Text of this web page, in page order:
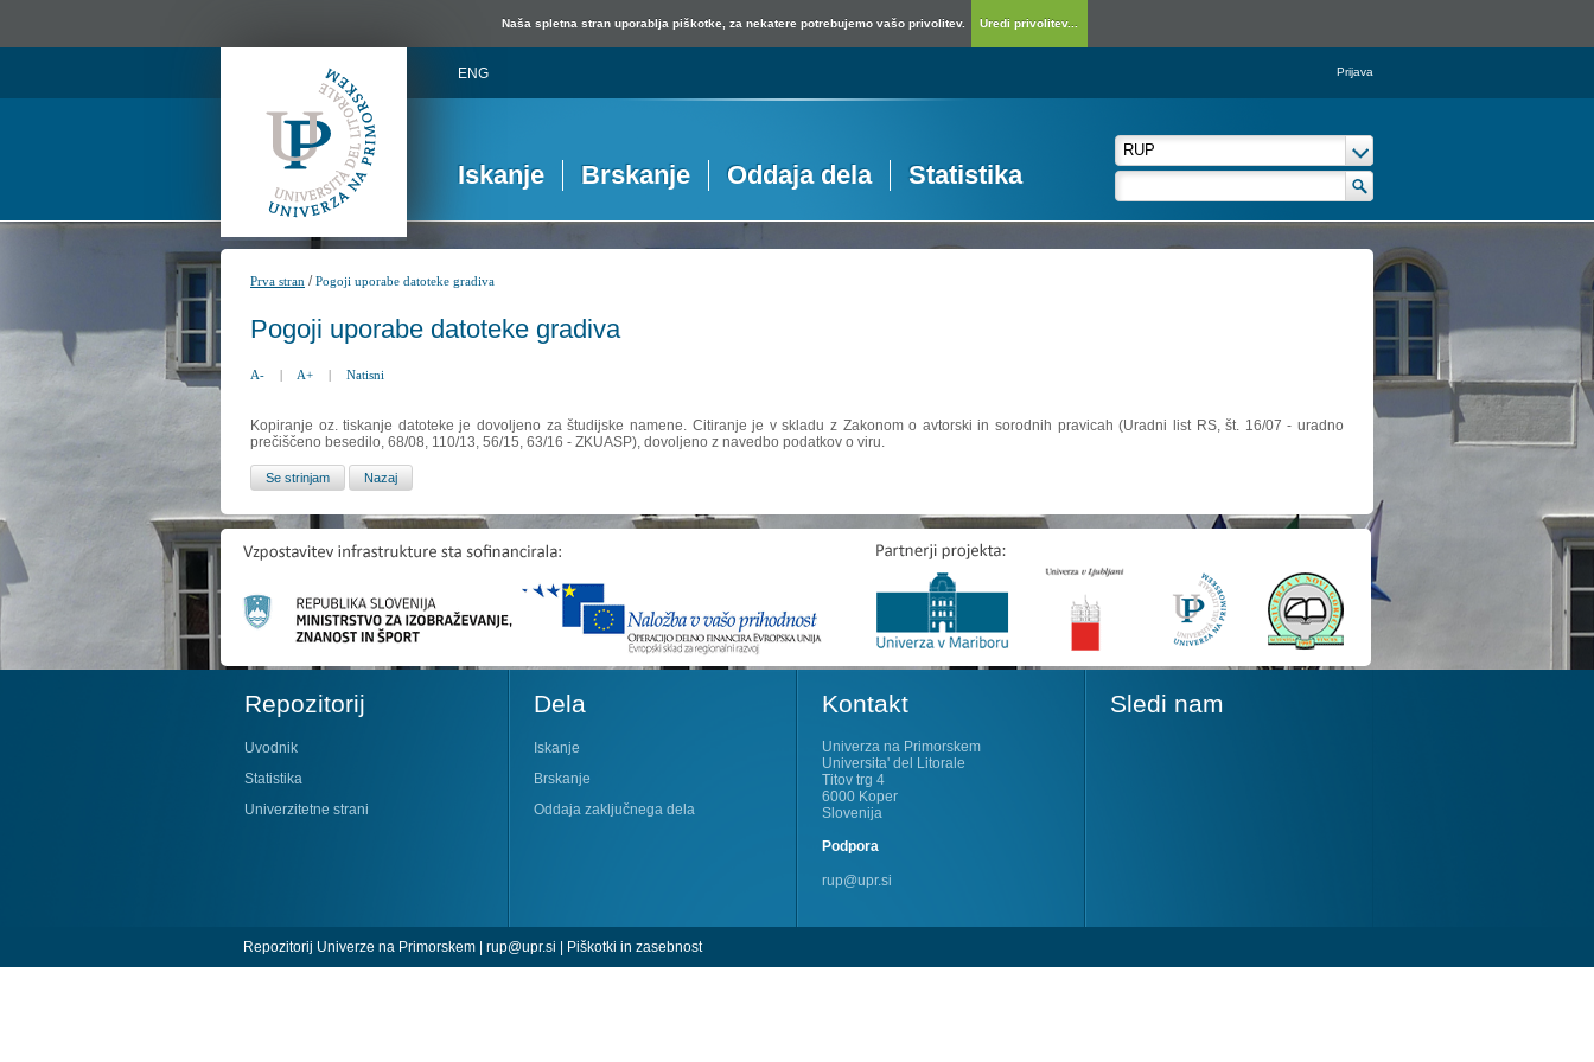
Naša spletna stran uporablja piškotke, za nekatere potrebujemo vašo privolitev. Uredi privolitev...
ENG Prijava
Iskanje Brskanje Oddaja dela Statistika
Prva stran /Pogoji uporabe datoteke gradiva
Pogoji uporabe datoteke gradiva
A- | A+ | Natisni
Kopiranje oz. tiskanje datoteke je dovoljeno za študijske namene. Citiranje je v skladu z Zakonom o avtorski in sorodnih pravicah (Uradni list RS, št. 16/07 - uradno
prečiščeno besedilo, 68/08, 110/13, 56/15, 63/16 - ZKUASP), dovoljeno z navedbo podatkov o viru.
Repozitorij
Uvodnik
Statistika
Univerzitetne strani
Dela
Iskanje
Brskanje
Oddaja zaključnega dela
Kontakt
Univerza na Primorskem
Universita' del Litorale
Titov trg 4
6000 Koper
Slovenija
Podpora
rup@upr.si
Sledi nam
Repozitorij Univerze na Primorskem | rup@upr.si | Piškotki in zasebnost